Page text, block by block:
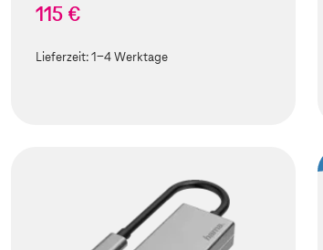
115 €
Lieferzeit:1-4 Werktage